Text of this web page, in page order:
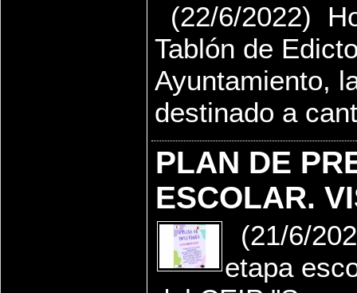
(22/6/2022)
Tablón de
Ayuntamiento,
destinado a
PLAN DE
ESCOLAR.
(21/6/
etapa